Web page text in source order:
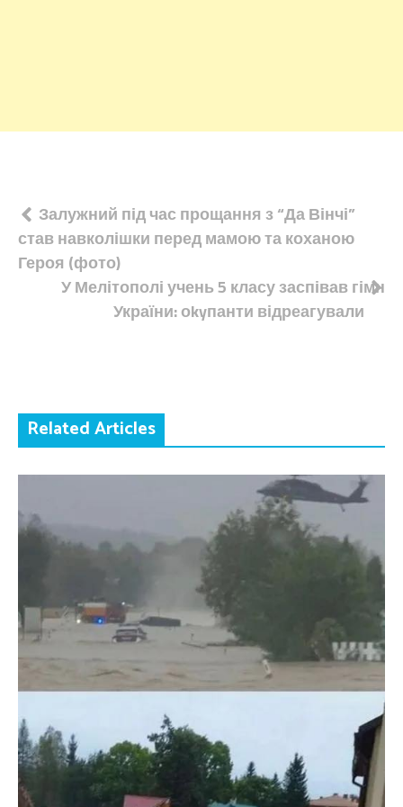
Навігація
записів
Залужний під час прощання з “Да Вінчі”
став навколішки перед мамою та коханою
Героя (фото)
У Мелітополі учень 5 класу заспівав гімн
України: оkyпанти відреагували
Related Articles